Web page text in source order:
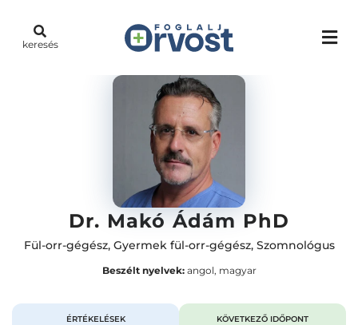
keresés
Dr. Makó Ádám PhD
Fül-orr-gégész, Gyermek fül-orr-gégész, Szomnológus
Beszélt nyelvek:angol, magyar
ÉRTÉKELÉSEK KÖVETKEZŐ IDŐPONT